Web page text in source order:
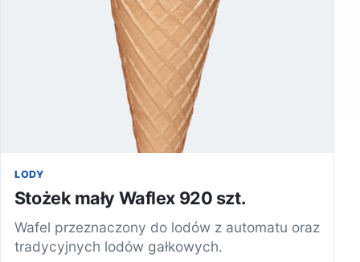
LODY
Stożek mały Waflex 920 szt.
Wafel przeznaczony do lodów z automatu oraz
tradycyjnych lodów gałkowych.